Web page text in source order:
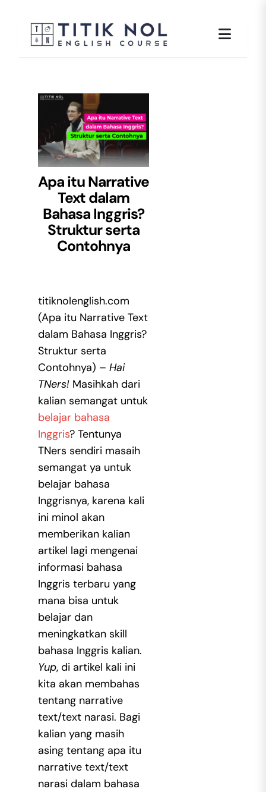
content
Apa itu Narrative
Text dalam
Bahasa Inggris?
Struktur serta
Contohnya
titiknolenglish.com
(Apa itu Narrative Text
dalam Bahasa Inggris?
Struktur serta
Contohnya) – Hai
TNers!Masihkah dari
kalian semangat untuk
belajar bahasa
Inggris? Tentunya
TNers sendiri masaih
semangat ya untuk
belajar bahasa
Inggrisnya, karena kali
ini minol akan
memberikan kalian
artikel lagi mengenai
informasi bahasa
Inggris terbaru yang
mana bisa untuk
belajar dan
meningkatkan skill
bahasa Inggris kalian.
Yup, di artikel kali ini
kita akan membahas
tentang narrative
text/text narasi. Bagi
kalian yang masih
asing tentang apa itu
narrative text/text
narasi dalam bahasa